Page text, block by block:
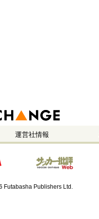
運営社情報
Futabasha Publishers Ltd.